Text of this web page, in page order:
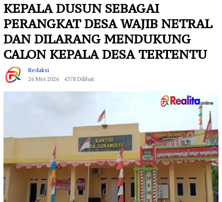
KEPALA DUSUN SEBAGAI
PERANGKAT DESA WAJIB NETRAL
DAN DILARANG MENDUKUNG
CALON KEPALA DESA TERTENTU
Redaksi
26 Mei 2026
4378 Dilihat